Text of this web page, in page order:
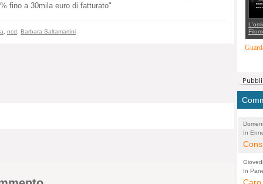
fino a 30mila euro di fatturato"
ncd Barbara Saltamartini
In
In